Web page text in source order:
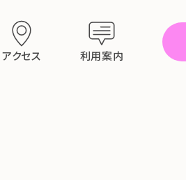
アクセス 利用案内